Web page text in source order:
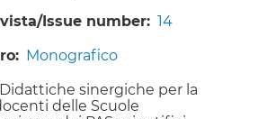
Issue number
14
Monografico
Didattiche sinergiche per la
delle Scuole